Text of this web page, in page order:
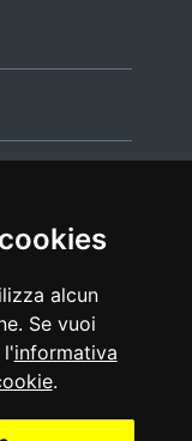
alcun
Se vuoi
l'informativa
.